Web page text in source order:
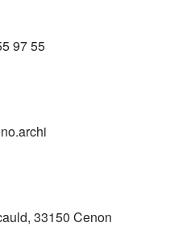
97 55
33150 Cenon